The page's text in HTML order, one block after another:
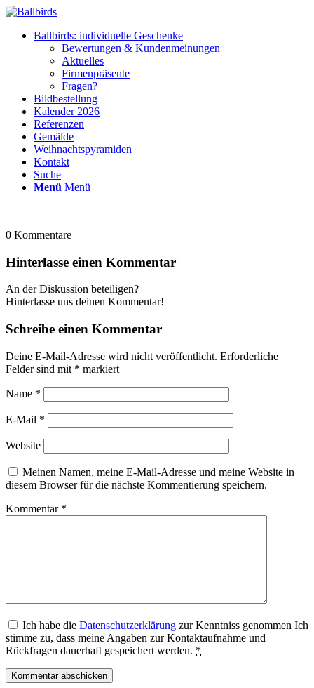
Ballbirds: individuelle Geschenke
Bewertungen & Kundenmeinungen
Aktuelles
Firmenpräsente
Fragen?
Bildbestellung
Kalender 2026
Referenzen
Gemälde
Weihnachtspyramiden
Kontakt
Suche
Menü Menü
0 Kommentare
Hinterlasse einen Kommentar
An der Diskussion beteiligen?
Hinterlasse uns deinen Kommentar!
Schreibe einen Kommentar
Deine E-Mail-Adresse wird nicht veröffentlicht. Erforderliche
Felder sind mit * markiert
Name *
E-Mail *
Website
Meinen Namen, meine E-Mail-Adresse und meine Website in
diesem Browser für die nächste Kommentierung speichern.
Kommentar *
Ich habe die Datenschutzerklärung zur Kenntniss genommen Ich
stimme zu, dass meine Angaben zur Kontaktaufnahme und
Rückfragen dauerhaft gespeichert werden. *